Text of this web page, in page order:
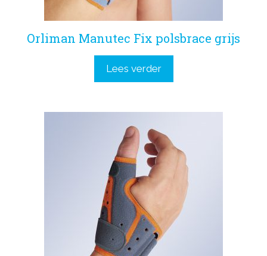
Orliman Manutec Fix polsbrace grijs
Lees verder